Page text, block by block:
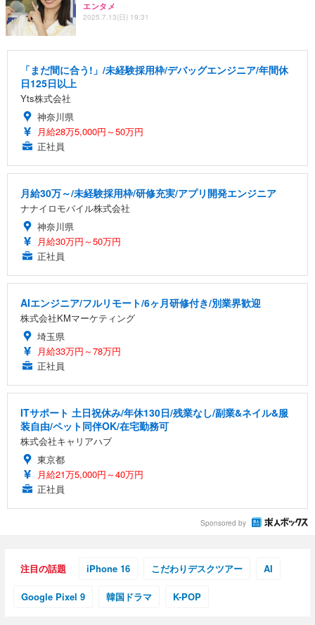
エンタメ
2025.7.13(日) 19:31
「まだ間に合う!」/未経験採用枠/デバッグエンジニア/年間休
日125日以上
Yts株式会社
神奈川県
月給28万5,000円～50万円
正社員
月給30万～/未経験採用枠/研修充実/アプリ開発エンジニア
ナナイロモバイル株式会社
神奈川県
月給30万円～50万円
正社員
AIエンジニア/フルリモート/6ヶ月研修付き/別業界歓迎
株式会社KMマーケティング
埼玉県
月給33万円～78万円
正社員
ITサポート 土日祝休み/年休130日/残業なし/副業&ネイル&服
装自由/ペット同伴OK/在宅勤務可
株式会社キャリアハブ
東京都
月給21万5,000円～40万円
正社員
Sponsored by
注目の話題 iPhone 16 こだわりデスクツアー AI
Google Pixel 9 韓国ドラマ K-POP